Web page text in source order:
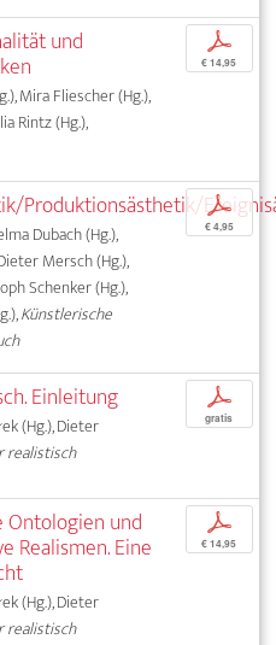
und
Mira Fliescher (Hg.),
Rintz (Hg.),
p
€ 14,95
Produktionsästhetik/
Dubach (Hg.),
Mersch (Hg.),
Schenker (Hg.),
Künstlerische
p
€ 4,95
Einleitung
(Hg.), Dieter
realistisch
p
gratis
und
Realismen. Eine
(Hg.), Dieter
realistisch
p
€ 14,95